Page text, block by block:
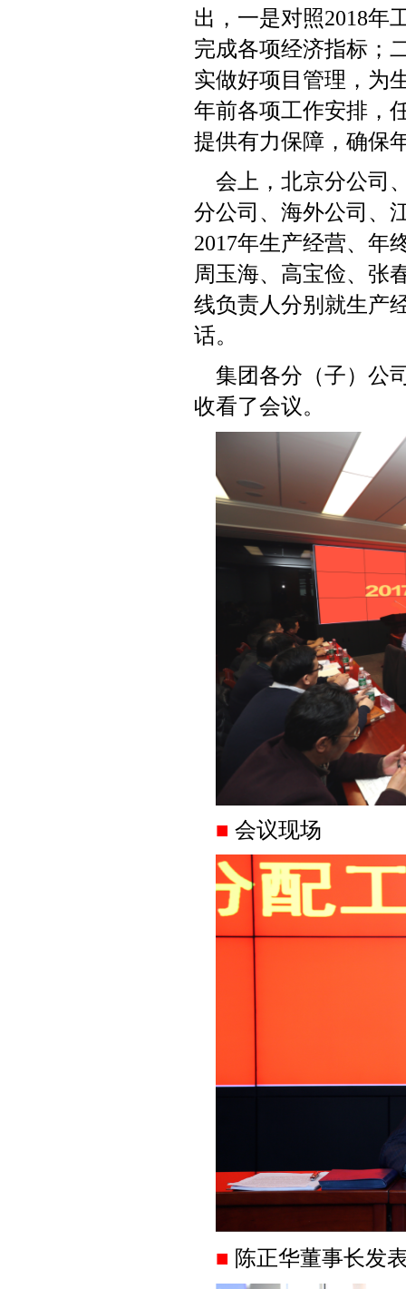
出，一是对照2018年
完成各项经济指标；
实做好项目管理，为
年前各项工作安排，
提供有力保障，确保
会上，北京分公司
分公司、海外公司、
2017年生产经营、年
周玉海、高宝俭、张
线负责人分别就生产
话。
集团各分（子）公
收看了会议。
■ 会议现场
■ 陈正华董事长发